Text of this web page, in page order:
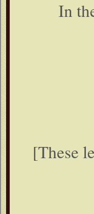
In
[These